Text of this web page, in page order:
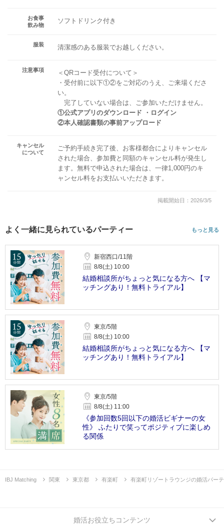
お食事
飲み物
ソフトドリンク付き
服装 清潔感のある服装でお越しください。
注意事項
＜QRコード受付について＞
・受付前に以下①②をご対応のうえ、ご来場くださ
い。
完了していない場合は、ご参加いただけません。
①公式アプリのダウンロード ・ログイン
②本人確認書類の事前アップロード
キャンセル
について
ご予約手続き完了後、お客様都合によりキャンセル
された場合、参加費と同額のキャンセル料が発生し
ます。無料で申込された場合は、一律1,000円のキ
ャンセル料をお支払いいただきます。
掲載開始日：2026/3/5
よく一緒に見られているパーティー もっと見る
新宿西口/11階
8/8(土) 10:00
結婚相談所がちょっと気になる方へ 【マ
ッチングあり！無料トライアル】
東京/5階
8/8(土) 10:00
結婚相談所がちょっと気になる方へ 【マ
ッチングあり！無料トライアル】
東京/5階
8/8(土) 11:00
《参加回数5回以下の婚活ビギナーの女
性》 ふたりで笑ってポジティブに楽しめ
る関係
IBJ Matching 関東 東京都 有楽町 有楽町リゾートラウンジの婚活パー
婚活お役立ちコンテンツ